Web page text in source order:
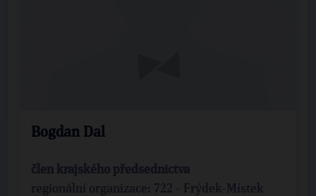
Bogdan Dal
člen krajského předsednictva
regionální organizace: 722 - Frýdek-Místek